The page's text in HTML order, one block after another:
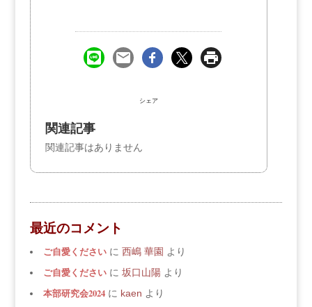
シェア
関連記事
関連記事はありません
最近のコメント
ご自愛くださいに 西嶋 華園 より
ご自愛くださいに 坂口山陽より
本部研究会2024に kaen より